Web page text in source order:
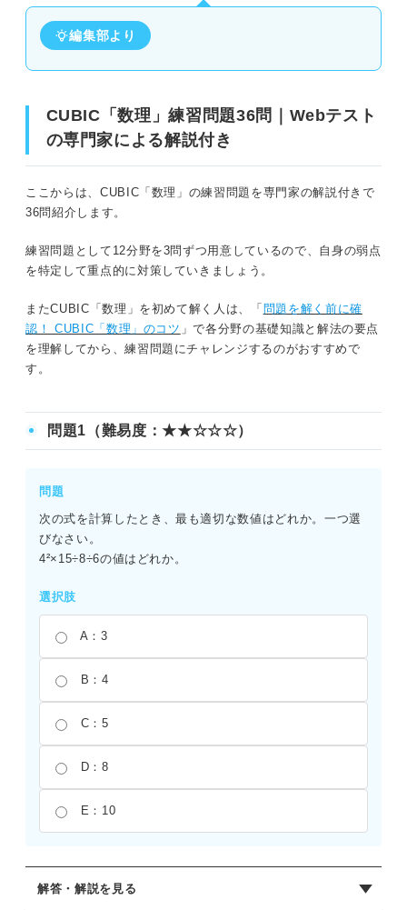
編集部より
CUBIC「数理」練習問題36問｜Webテスト
の専門家による解説付き
ここからは、CUBIC「数理」の練習問題を専門家の解説付きで
36問紹介します。
練習問題として12分野を3問ずつ用意しているので、自身の弱点
を特定して重点的に対策していきましょう。
またCUBIC「数理」を初めて解く人は、「 問題を解く前に確
認！ CUBIC「数理」のコツ 」で各分野の基礎知識と解法の要点
を理解してから、練習問題にチャレンジするのがおすすめで
す。
問題1（難易度：★★☆☆☆）
問題
次の式を計算したとき、最も適切な数値はどれか。一つ選
びなさい。
4²×15÷8÷6の値はどれか。
選択肢
A：3
B：4
C：5
D：8
E：10
解答・解説を見る
問題28（難易度：★★★☆☆）
問題29（難易度：★★★★☆）
問題30（難易度：★★★★★）
問題31（難易度：★★☆☆☆）
問題32（難易度：★★★☆☆）
問題34（難易度：★★☆☆☆）
問題35（難易度：★★★☆☆）
問題36（難易度：★★★★★）